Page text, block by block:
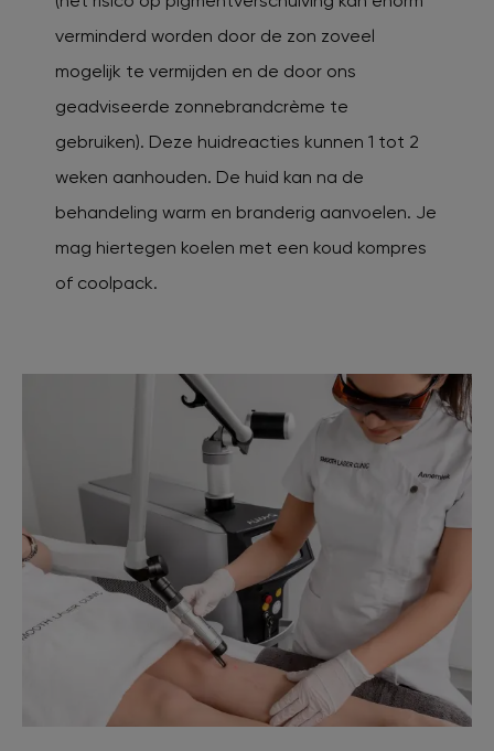
verminderd worden door de zon zoveel
mogelijk te vermijden en de door ons
geadviseerde zonnebrandcrème te
gebruiken). Deze huidreacties kunnen 1 tot 2
weken aanhouden. De huid kan na de
behandeling warm en branderig aanvoelen. Je
mag hiertegen koelen met een koud kompres
of coolpack.